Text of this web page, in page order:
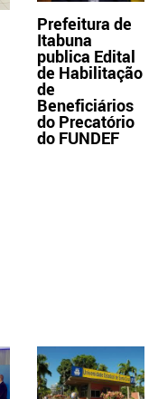
Prefeitura de
Itabuna
publica Edital
de Habilitação
de
Beneficiários
do Precatório
do FUNDEF